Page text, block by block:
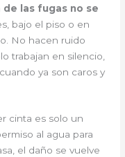
de las fugas no se
bajo el piso o en
No hacen ruido
trabajan en silencio,
ya son caros y
cinta es solo un
al agua para
el daño se vuelve